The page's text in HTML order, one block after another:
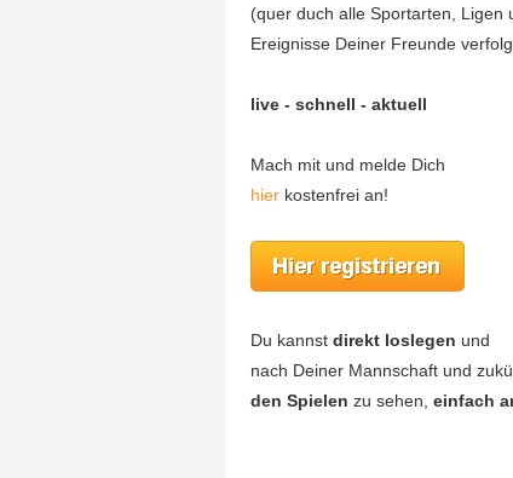
(quer duch alle Sportarten, Ligen
Ereignisse Deiner Freunde
live - schnell - aktuell
Mach mit und melde Dich
hier kostenfrei an!
Du kannst direkt loslegen und
nach Deiner Mannschaft und
den Spielen zu sehen, einfach